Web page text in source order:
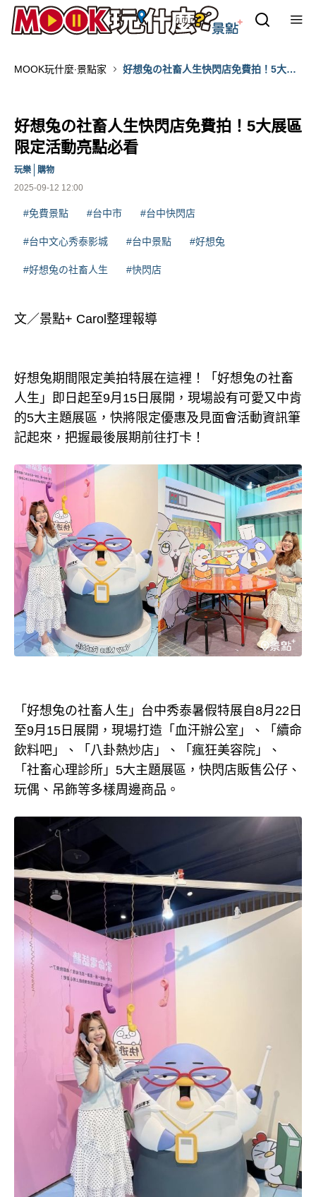
MOOK玩什麼‧景點家
好想兔の社畜人生快閃店免費拍！5大展
好想兔の社畜人生快閃店免費拍！5大展區
限定活動亮點必看
2025-09-12 12:00
玩樂 購物
#免費景點 #台中市 #台中快閃店
#台中文心秀泰影城 #台中景點 #好想兔
#好想兔の社畜人生 #快閃店
文／景點+ Carol整理報導
好想兔期間限定美拍特展在這裡！「好想兔の社畜
人生」即日起至9月15日展開，現場設有可愛又中肯
的5大主題展區，快將限定優惠及見面會活動資訊筆
記起來，把握最後展期前往打卡！
「好想兔の社畜人生」台中秀泰暑假特展自8月22日
至9月15日展開，現場打造「血汗辦公室」、「續命
飲料吧」、「八卦熱炒店」、「瘋狂美容院」、
「社畜心理診所」5大主題展區，快閃店販售公仔、
玩偶、吊飾等多樣周邊商品。